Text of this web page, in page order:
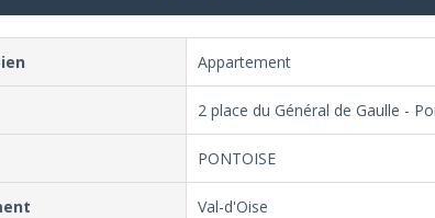
Appartement
2 place du Général de Gaulle -
PONTOISE
Val-d'Oise